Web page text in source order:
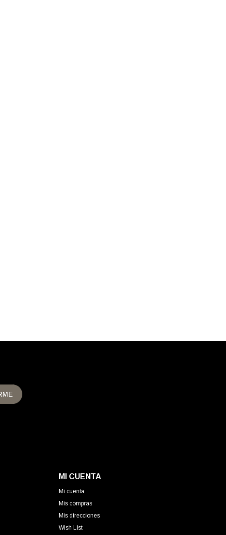
MI CUENTA
Mi cuenta
Mis compras
Mis direcciones
Wish List